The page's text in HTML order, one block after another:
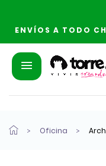
ENVÍOS A TODO
Oficina